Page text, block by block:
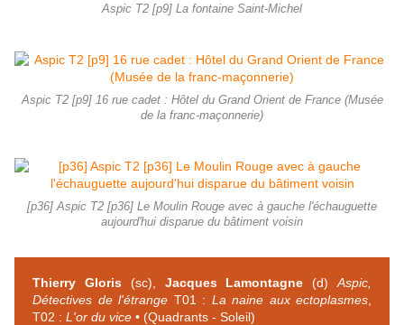
Aspic T2 [p9] La fontaine Saint-Michel
Aspic T2 [p9] 16 rue cadet : Hôtel du Grand Orient de France (Musée
de la franc-maçonnerie)
[p36] Aspic T2 [p36] Le Moulin Rouge avec à gauche l'échauguette
aujourd'hui disparue du bâtiment voisin
Thierry Gloris(sc), Jacques Lamontagne (d)Aspic,
Détectives de l'étrange T01 : La naine aux ectoplasmes
T02 : L'or du vice • (Quadrants - Soleil)